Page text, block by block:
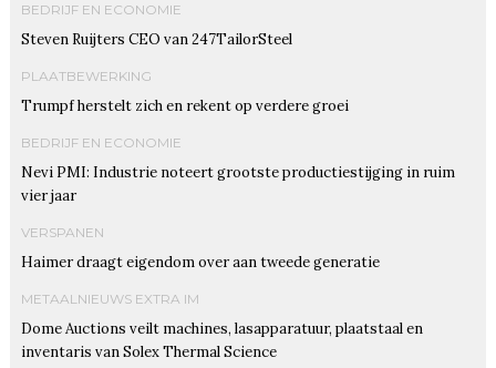
BEDRIJF EN ECONOMIE
Steven Ruijters CEO van 247TailorSteel
PLAATBEWERKING
Trumpf herstelt zich en rekent op verdere groei
BEDRIJF EN ECONOMIE
Nevi PMI: Industrie noteert grootste productiestijging in ruim
vier jaar
VERSPANEN
Haimer draagt eigendom over aan tweede generatie
METAALNIEUWS EXTRA IM
Dome Auctions veilt machines, lasapparatuur, plaatstaal en
inventaris van Solex Thermal Science